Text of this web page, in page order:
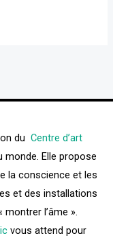
du Centre d’art
monde. Elle propose
la conscience et les
et des installations
l’âme ».
vous attend pour